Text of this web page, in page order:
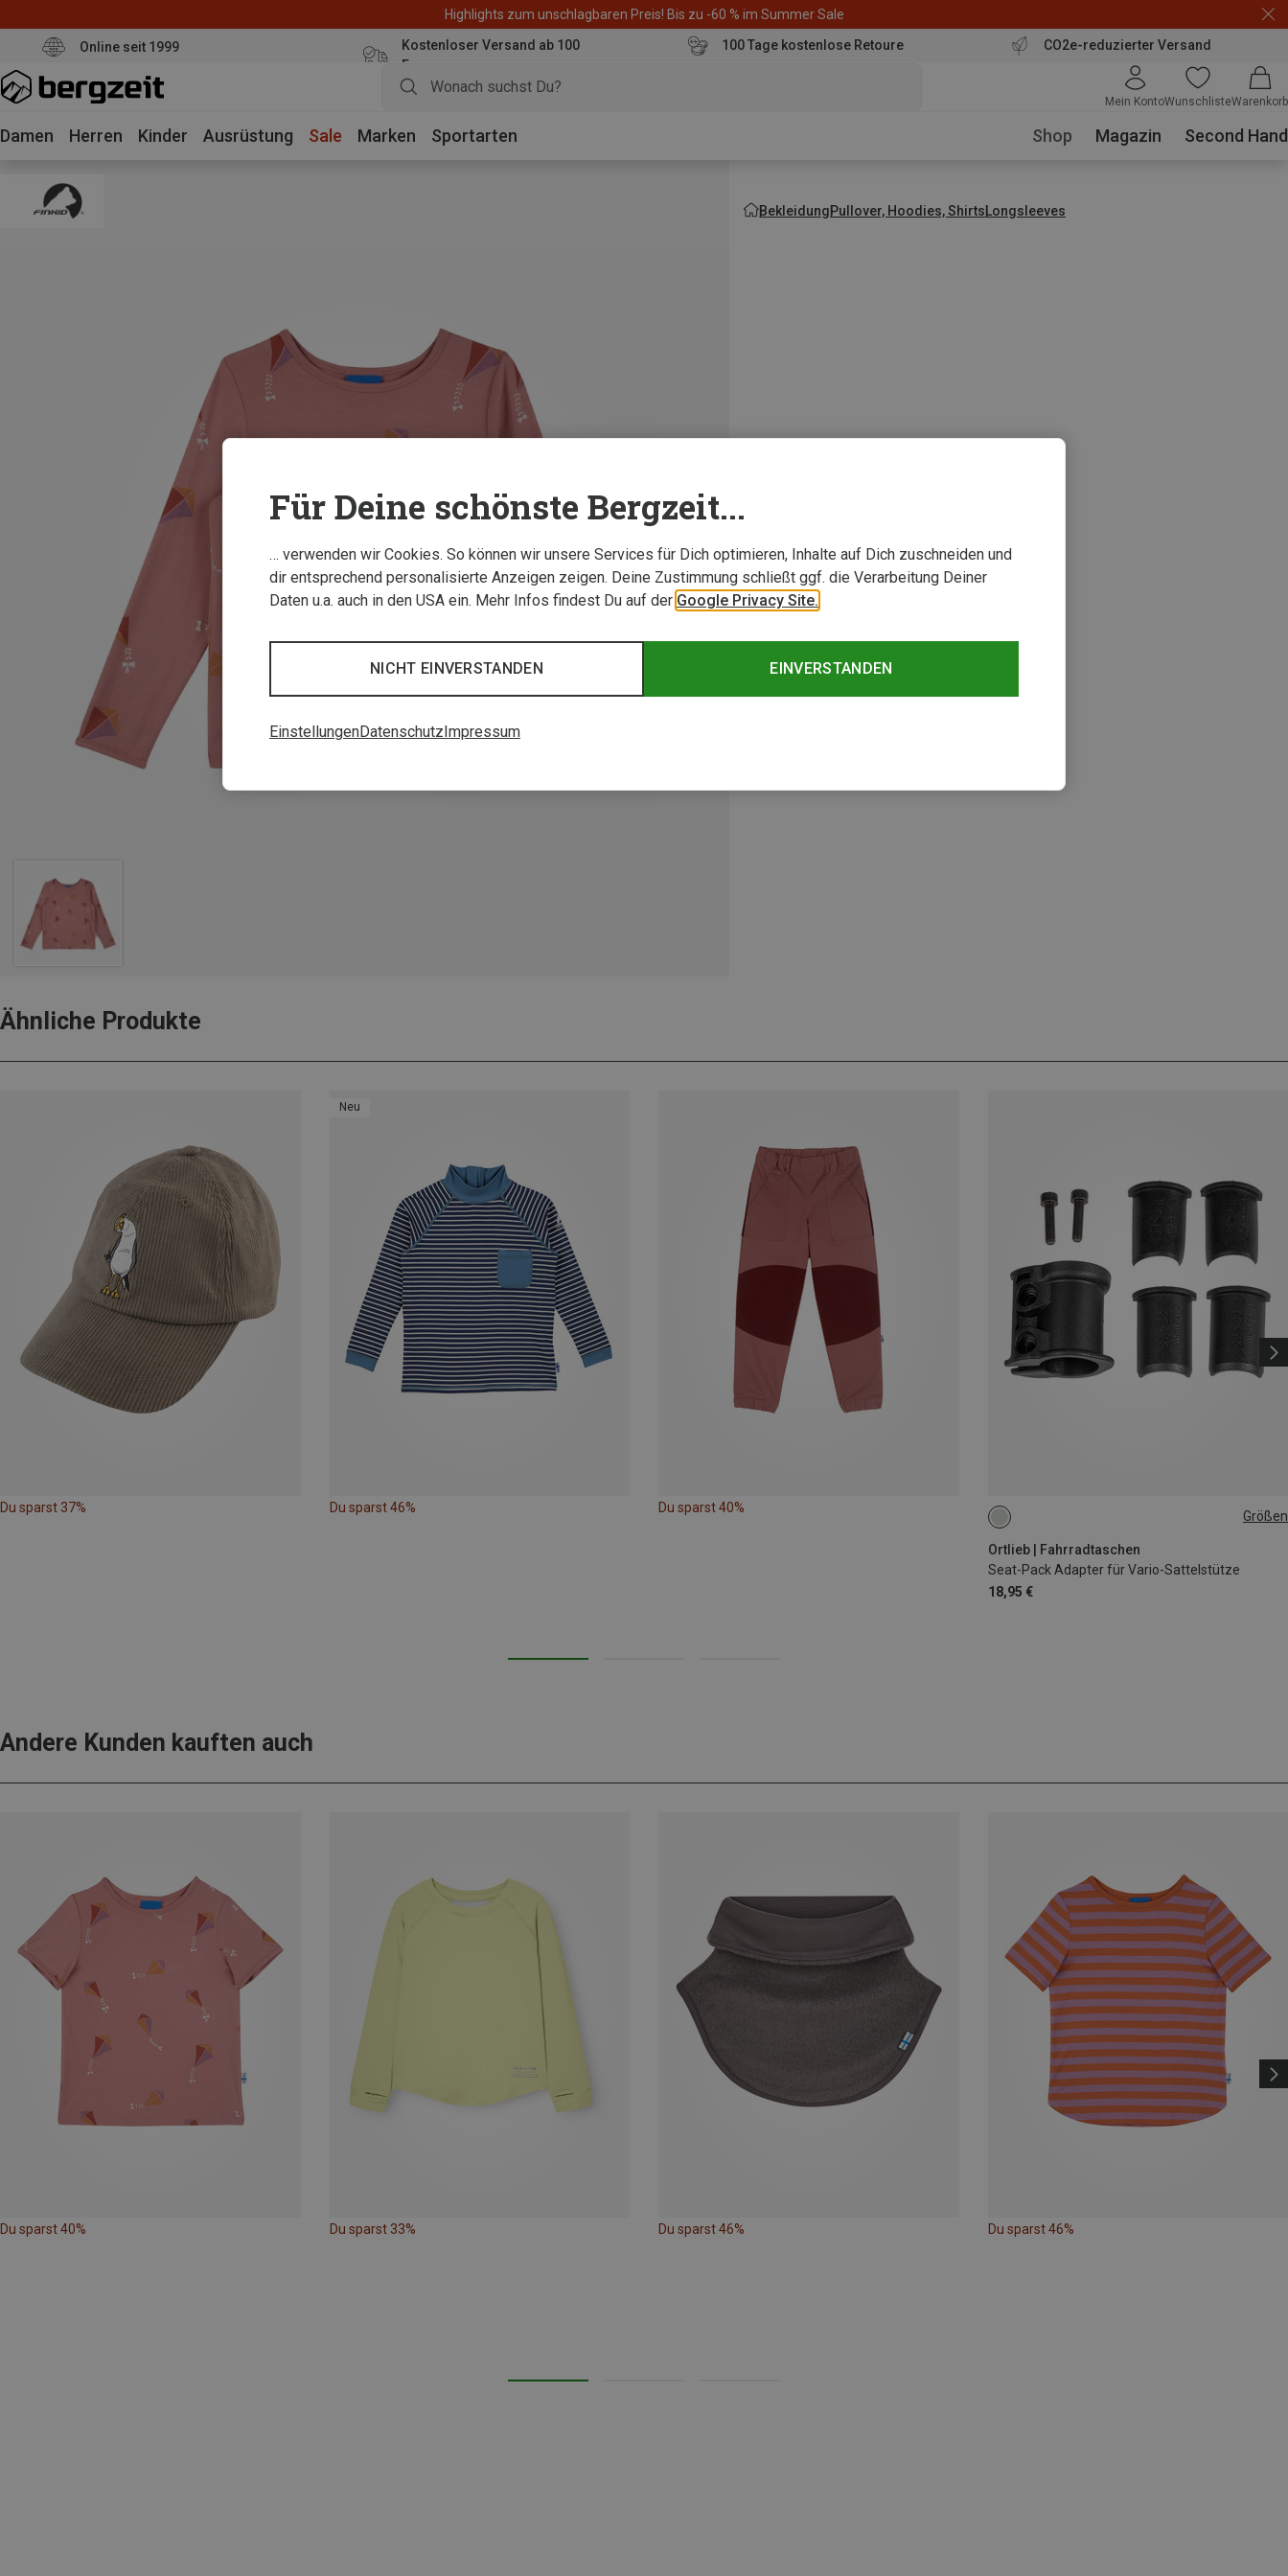
Highlights zum unschlagbaren Preis! Bis zu -60 % im Summer Sale
Online seit 1999
Kostenloser Versand ab 100
Euro
100 Tage kostenlose Retoure CO2e-reduzierter Versand
Mein KontoWunschlisteWarenkorb
Damen Herren Kinder Ausrüstung Sale Marken Sportarten Shop Magazin Second Hand
BekleidungPullover, Hoodies, ShirtsLongsleeves
Ähnliche Produkte
Du sparst 37%
Neu
Du sparst 46% Du sparst 40%
Größen
Ortlieb | Fahrradtaschen
Seat-Pack Adapter für Vario-Sattelstütze
18,95 €
ONE SIZE
Andere Kunden kauften auch
Du sparst 40% Du sparst 33% Du sparst 46% Du sparst 46%
Für Deine schönste Bergzeit...
… verwenden wir Cookies. So können wir unsere Services für Dich optimieren, Inhalte auf Dich zuschneiden und
dir entsprechend personalisierte Anzeigen zeigen. Deine Zustimmung schließt ggf. die Verarbeitung Deiner
Daten u.a. auch in den USA ein. Mehr Infos findest Du auf der Google Privacy Site.
EINVERSTANDEN
NICHT EINVERSTANDEN
EinstellungenDatenschutz Impressum